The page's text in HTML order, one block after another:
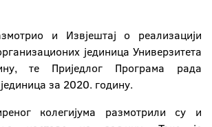
и Извјештај о реализацији
јединица Универзитета
те Приједлог Програма рада
за 2020. годину.
колегијума размотрили су и